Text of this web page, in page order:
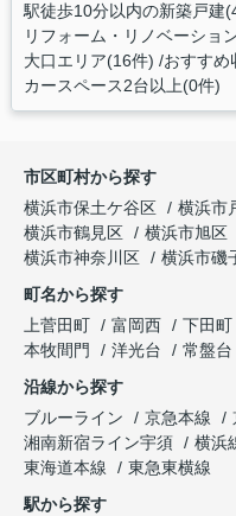
駅徒歩10分以内の新築戸建
リフォーム・リノベーショ
大口エリア(16件) おすすめ
カースペース2台以上(0件)
市区町村から探す
横浜市保土ケ谷区
横浜市
横浜市鶴見区
横浜市旭区
横浜市神奈川区
横浜市磯
町名から探す
上菅田町
富岡西 下田町
本牧間門
洋光台 常盤台
沿線から探す
ブルーライン
京急本線
湘南新宿ライン宇須
横浜
東海道本線
東急東横線
駅から探す